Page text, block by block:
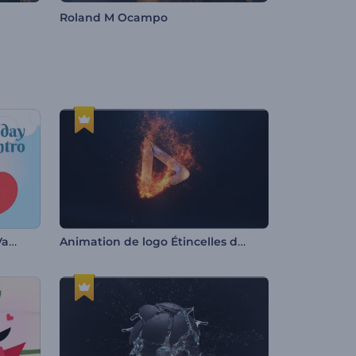
Roland M Ocampo
Intro Cupidon pour la Saint-Valentin Animation de logo Étincelles de feu rapides